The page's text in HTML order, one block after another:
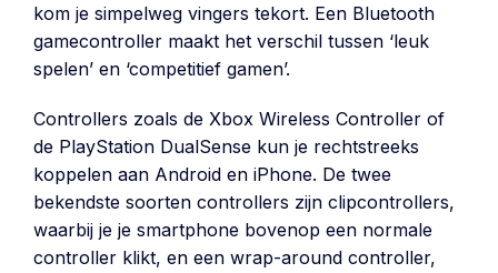
kom je simpelweg vingers tekort. Een Bluetooth
gamecontroller maakt het verschil tussen ‘leuk
spelen’ en ‘competitief gamen’.
Controllers zoals de Xbox Wireless Controller of
de PlayStation DualSense kun je rechtstreeks
koppelen aan Android en iPhone. De twee
bekendste soorten controllers zijn clipcontrollers,
waarbij je je smartphone bovenop een normale
controller klikt, en een wrap-around controller,